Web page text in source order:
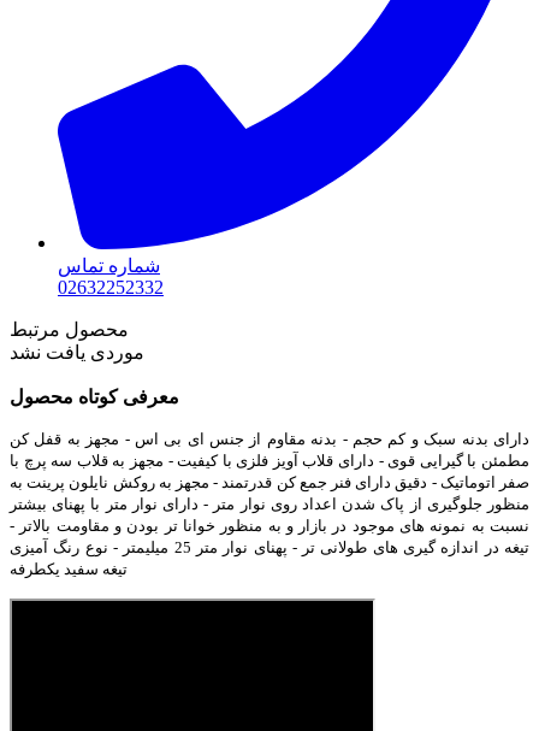
شماره تماس
02632252332
محصول مرتبط
موردی یافت نشد
معرفی کوتاه محصول
دارای بدنه سبک و کم حجم - بدنه مقاوم از جنس ای بی اس - مجهز به قفل کن
مطمئن با گیرایی قوی - دارای قلاب آویز فلزی با کیفیت - مجهز به قلاب سه پرچ با
صفر اتوماتیک - دقیق دارای فنر جمع کن قدرتمند - مجهز به روکش نایلون پرینت به
منظور جلوگیری از پاک شدن اعداد روی نوار متر - دارای نوار متر با پهنای بیشتر
نسبت به نمونه های موجود در بازار و به منظور خوانا تر بودن و مقاومت بالاتر -
تیغه در اندازه گیری های طولانی تر - پهنای نوار متر 25 میلیمتر - نوع رنگ آمیزی
تیغه سفید یکطرفه